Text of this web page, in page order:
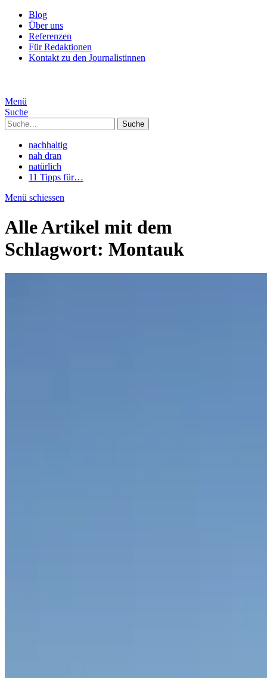
Blog
Über uns
Referenzen
Für Redaktionen
Kontakt zu den Journalistinnen
Menü
Suche
Suche
nachhaltig
nah dran
natürlich
11 Tipps für…
Menü schiessen
Alle Artikel mit dem
Schlagwort: Montauk